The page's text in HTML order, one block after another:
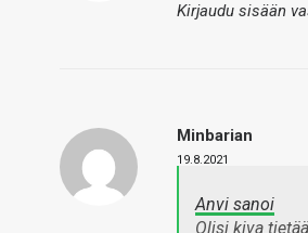
Kirjaudu sisään
Minbarian
19.8.2021
Anvi sanoi
Olisi kiva